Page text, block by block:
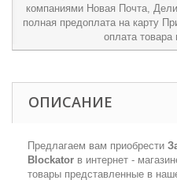
компаниями Новая Почта,
полная предоплата на карту
оплата товара
ОПИСАНИЕ
Предлагаем вам приобрести
Blockator в интернет -
товары представленные в